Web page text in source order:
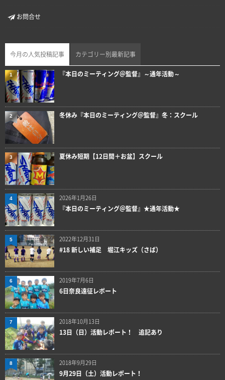
お問合せ
今月の人気投稿記事 カテゴリー別最新記事
『本日のミーティング＠監督』～通年活動～
1
冬休み『本日のミーティング＠監督』冬：スクール
2
夏休み短期【12日間＋お盆】スクール
3
2026年1月26日
『本日のミーティング＠監督』★通年活動★
4
2022年12月31日
#18 新しい補足 堀江キッズ（さば）
5
2019年7月6日
6日奈良遠征レポート
6
2018年10月13日
13日（日）活動レポート！ 追記あり
7
2018年9月29日
9月29日（土）活動レポート！
8